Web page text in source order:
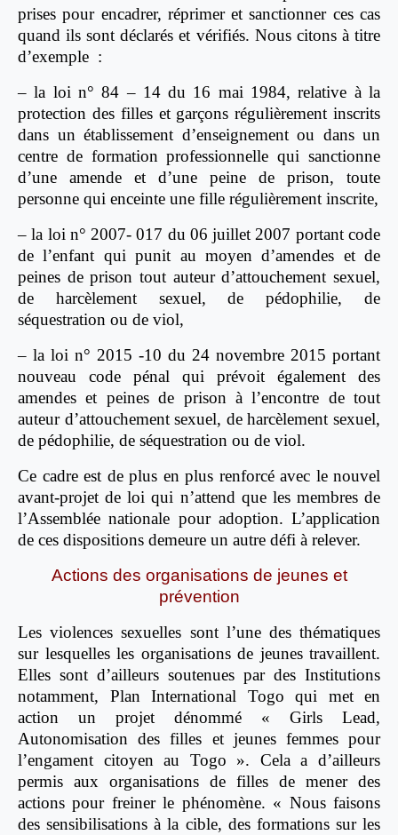
prises pour encadrer, réprimer et sanctionner ces cas
quand ils sont déclarés et vérifiés. Nous citons à titre
d’exemple :
– la loi n° 84 – 14 du 16 mai 1984, relative à la
protection des filles et garçons régulièrement inscrits
dans un établissement d’enseignement ou dans un
centre de formation professionnelle qui sanctionne
d’une amende et d’une peine de prison, toute
personne qui enceinte une fille régulièrement inscrite,
– la loi n° 2007- 017 du 06 juillet 2007 portant code
de l’enfant qui punit au moyen d’amendes et de
peines de prison tout auteur d’attouchement sexuel,
de harcèlement sexuel, de pédophilie, de
séquestration ou de viol,
– la loi n° 2015 -10 du 24 novembre 2015 portant
nouveau code pénal qui prévoit également des
amendes et peines de prison à l’encontre de tout
auteur d’attouchement sexuel, de harcèlement sexuel,
de pédophilie, de séquestration ou de viol.
Ce cadre est de plus en plus renforcé avec le nouvel
avant-projet de loi qui n’attend que les membres de
l’Assemblée nationale pour adoption. L’application
de ces dispositions demeure un autre défi à relever.
Actions des organisations de jeunes et
prévention
Les violences sexuelles sont l’une des thématiques
sur lesquelles les organisations de jeunes travaillent.
Elles sont d’ailleurs soutenues par des Institutions
notamment, Plan International Togo qui met en
action un projet dénommé « Girls Lead,
Autonomisation des filles et jeunes femmes pour
l’engament citoyen au Togo ». Cela a d’ailleurs
permis aux organisations de filles de mener des
actions pour freiner le phénomène. « Nous faisons
des sensibilisations à la cible, des formations sur les